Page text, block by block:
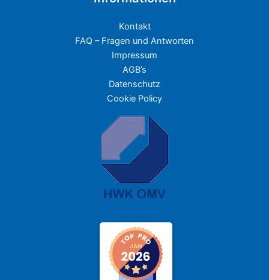
Kontakt
FAQ – Fragen und Antworten
Impressum
AGB’s
Datenschutz
Cookie Policy